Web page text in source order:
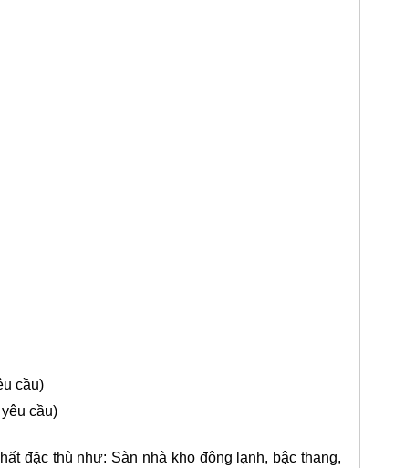
cầu)
cầu)
đặc thù như: Sàn nhà kho đông lạnh, bậc thang,